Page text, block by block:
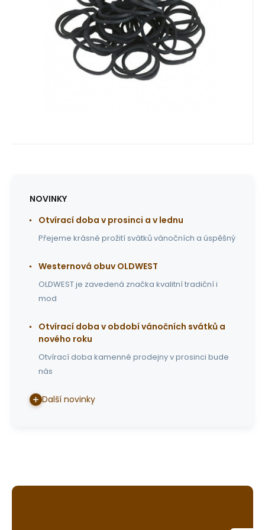
Oblíbený
Porovnat
NOVINKY
Otvírací doba v prosinci a v lednu
Přejeme krásné prožití svátků vánočních a úspěšný
Westernová obuv OLDWEST
OLDWEST je zavedená značka kvalitní tradiční i
mod
Otvírací doba v období vánočních svátků a
nového roku
Otvírací doba kamenné prodejny v prosinci bude
nás
Další novinky